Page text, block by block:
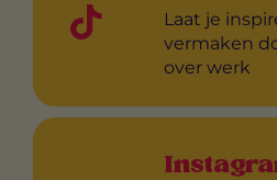
Laat je
vermaken
over werk